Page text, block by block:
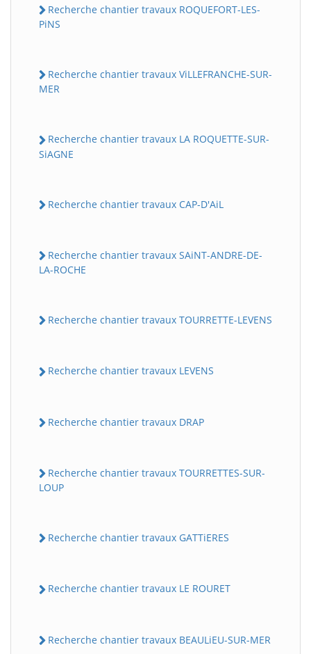
Recherche chantier travaux ROQUEFORT-LES-
PiNS
Recherche chantier travaux ViLLEFRANCHE-SUR-
MER
Recherche chantier travaux LA ROQUETTE-SUR-
SiAGNE
Recherche chantier travaux CAP-D'AiL
Recherche chantier travaux SAiNT-ANDRE-DE-
LA-ROCHE
Recherche chantier travaux TOURRETTE-LEVENS
Recherche chantier travaux LEVENS
Recherche chantier travaux DRAP
Recherche chantier travaux TOURRETTES-SUR-
LOUP
Recherche chantier travaux GATTiERES
Recherche chantier travaux LE ROURET
Recherche chantier travaux BEAULiEU-SUR-MER